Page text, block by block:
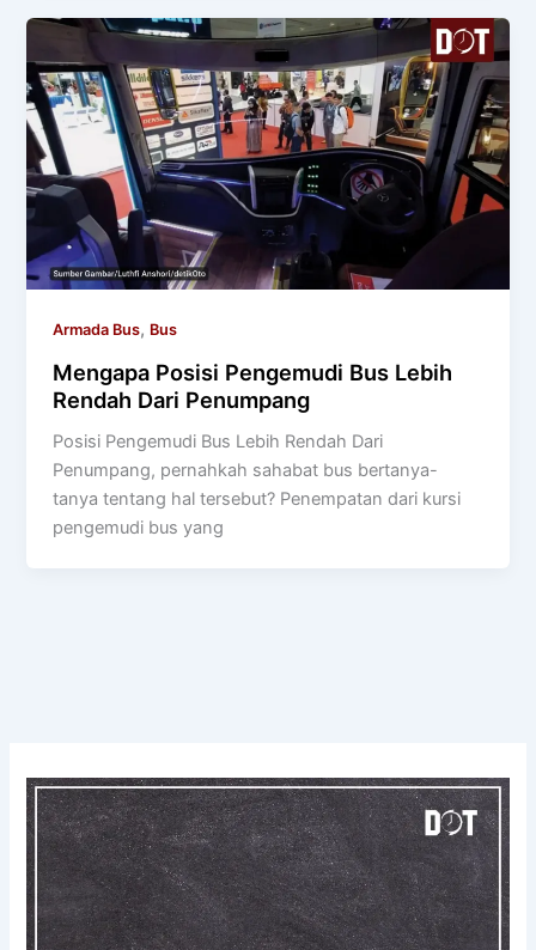
Armada Bus, Bus
Mengapa Posisi Pengemudi Bus Lebih
Rendah Dari Penumpang
Posisi Pengemudi Bus Lebih Rendah Dari
Penumpang, pernahkah sahabat bus bertanya-
tanya tentang hal tersebut? Penempatan dari kursi
pengemudi bus yang